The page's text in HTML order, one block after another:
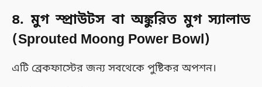
৪. মুগ স্প্রাউটস বা অঙ্কুরিত মুগ স্যালাড
(Sprouted Moong Power Bowl)
এটি ব্রেকফাস্টের জন্য সবথেকে পুষ্টিকর অপশন।